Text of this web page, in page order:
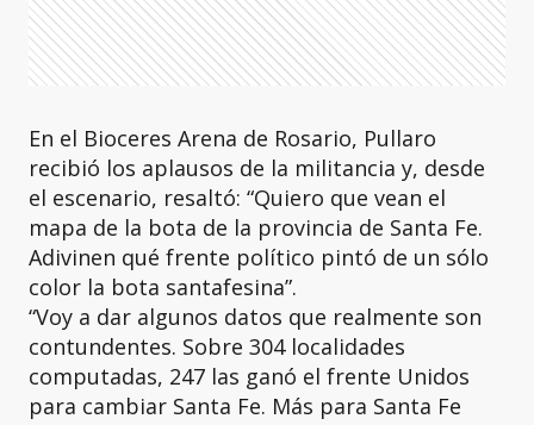
En el Bioceres Arena de Rosario, Pullaro
recibió los aplausos de la militancia y, desde
el escenario, resaltó: “Quiero que vean el
mapa de la bota de la provincia de Santa Fe.
Adivinen qué frente político pintó de un sólo
color la bota santafesina”.
“Voy a dar algunos datos que realmente son
contundentes. Sobre 304 localidades
computadas, 247 las ganó el frente Unidos
para cambiar Santa Fe. Más para Santa Fe